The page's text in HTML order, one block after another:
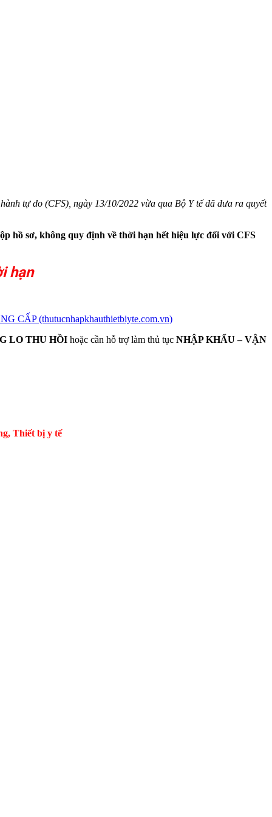
tự do (CFS), ngày 13/10/2022 vừa qua Bộ Y tế đã đưa ra quyết
hồ sơ, không quy định về thời hạn hết hiệu lực đối với CFS
hạn
CẤP (thutucnhapkhauthietbiyte.com.vn)
LO THU HỒI hoặc cần hỗ trợ làm thủ tục NHẬP KHẨU – VẬN
Thiết bị y tế